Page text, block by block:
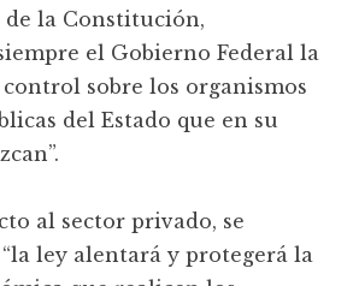
la Constitución,
el Gobierno Federal la
sobre los organismos
del Estado que en su
al sector privado, se
ley alentará y protegerá la